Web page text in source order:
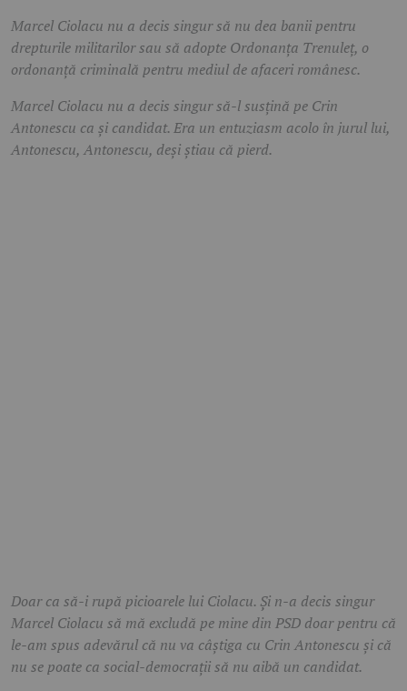
Marcel Ciolacu nu a decis singur să nu dea banii pentru
drepturile militarilor sau să adopte Ordonanța Trenuleț, o
ordonanță criminală pentru mediul de afaceri românesc.
Marcel Ciolacu nu a decis singur să-l susțină pe Crin
Antonescu ca și candidat. Era un entuziasm acolo în jurul lui,
Antonescu, Antonescu, deși știau că pierd.
Doar ca să-i rupă picioarele lui Ciolacu. Și n-a decis singur
Marcel Ciolacu să mă excludă pe mine din PSD doar pentru că
le-am spus adevărul că nu va câștiga cu Crin Antonescu și că
nu se poate ca social-democrații să nu aibă un candidat.